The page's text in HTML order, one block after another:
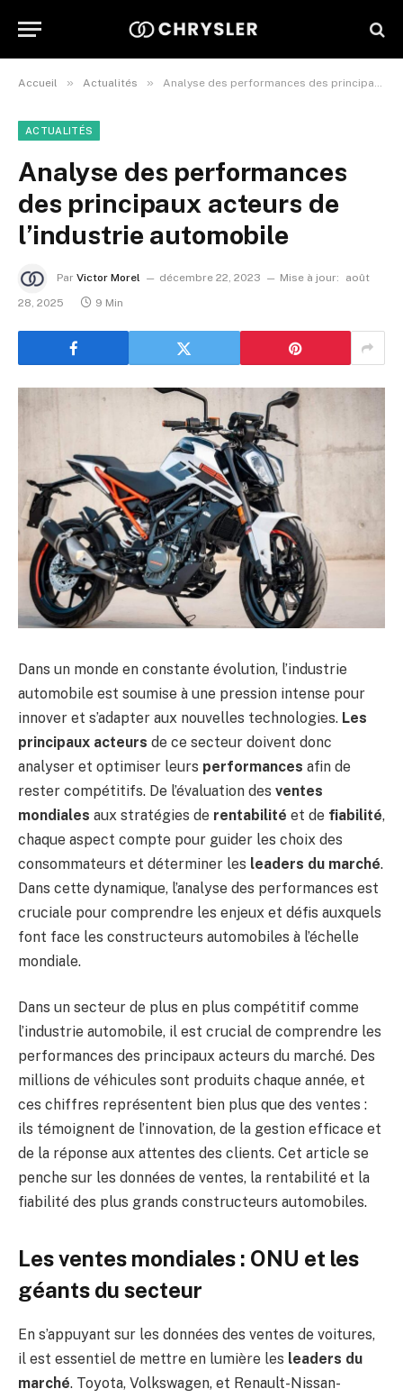
Accueil » Actualités » Analyse des performances des principaux acteurs de l’industrie automobile
ACTUALITÉS
Analyse des performances
des principaux acteurs de
l’industrie automobile
Par Victor Morel décembre 22, 2023 Mise à jour:
août
28, 2025
9 Min
Dans un monde en constante évolution, l’industrie
automobile est soumise à une pression intense pour
innover et s’adapter aux nouvelles technologies. Les
principaux acteurs de ce secteur doivent donc
analyser et optimiser leurs performances afin de
rester compétitifs. De l’évaluation des ventes
mondiales aux stratégies de rentabilité et de fiabilité,
chaque aspect compte pour guider les choix des
consommateurs et déterminer les leaders du marché.
Dans cette dynamique, l’analyse des performances est
cruciale pour comprendre les enjeux et défis auxquels
font face les constructeurs automobiles à l’échelle
mondiale.
Dans un secteur de plus en plus compétitif comme
l’industrie automobile, il est crucial de comprendre les
performances des principaux acteurs du marché. Des
millions de véhicules sont produits chaque année, et
ces chiffres représentent bien plus que des ventes :
ils témoignent de l’innovation, de la gestion efficace et
de la réponse aux attentes des clients. Cet article se
penche sur les données de ventes, la rentabilité et la
fiabilité des plus grands constructeurs automobiles.
Les ventes mondiales : ONU et les
géants du secteur
En s’appuyant sur les données des ventes de voitures,
il est essentiel de mettre en lumière les leaders du
marché. Toyota, Volkswagen, et Renault-Nissan-